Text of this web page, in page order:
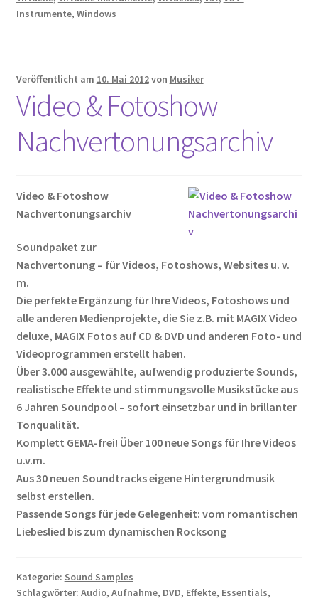
Instrumente, Windows
Veröffentlicht am 10. Mai 2012von Musiker
Video & Fotoshow
Nachvertonungsarchiv
Video & Fotoshow
Nachvertonungsarchiv
Soundpaket zur
Nachvertonung – für Videos, Fotoshows, Websites u. v.
m.
Die perfekte Ergänzung für Ihre Videos, Fotoshows und
alle anderen Medienprojekte, die Sie z.B. mit MAGIX Video
deluxe, MAGIX Fotos auf CD & DVD und anderen Foto- und
Videoprogrammen erstellt haben.
Über 3.000 ausgewählte, aufwendig produzierte Sounds,
realistische Effekte und stimmungsvolle Musikstücke aus
6 Jahren Soundpool – sofort einsetzbar und in brillanter
Tonqualität.
Komplett GEMA-frei! Über 100 neue Songs für Ihre Videos
u.v.m.
Aus 30 neuen Soundtracks eigene Hintergrundmusik
selbst erstellen.
Passende Songs für jede Gelegenheit: vom romantischen
Liebeslied bis zum dynamischen Rocksong
Kategorie: Sound Samples
Schlagwörter: Audio, Aufnahme, DVD, Effekte, Essentials,